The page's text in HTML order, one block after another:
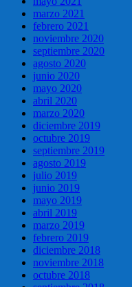
marzo 2021
febrero 2021
noviembre 2020
septiembre 2020
agosto 2020
junio 2020
mayo 2020
abril 2020
marzo 2020
diciembre 2019
octubre 2019
septiembre 2019
agosto 2019
julio 2019
junio 2019
mayo 2019
abril 2019
marzo 2019
febrero 2019
diciembre 2018
noviembre 2018
octubre 2018